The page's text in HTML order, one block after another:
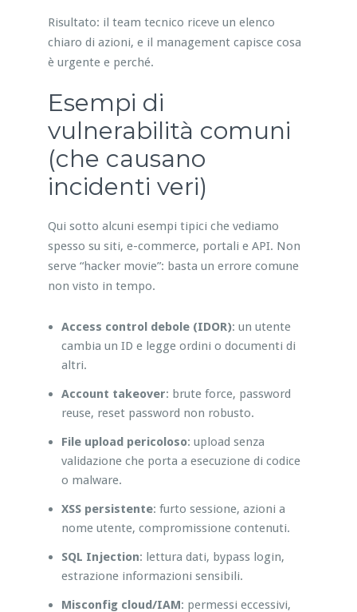
Risultato: il team tecnico riceve un elenco
chiaro di azioni, e il management capisce cosa
è urgente e perché.
Esempi di
vulnerabilità comuni
(che causano
incidenti veri)
Qui sotto alcuni esempi tipici che vediamo
spesso su siti, e-commerce, portali e API. Non
serve “hacker movie”: basta un errore comune
non visto in tempo.
Access control debole (IDOR): un utente
cambia un ID e legge ordini o documenti di
altri.
Account takeover: brute force, password
reuse, reset password non robusto.
File upload pericoloso: upload senza
validazione che porta a esecuzione di codice
o malware.
XSS persistente: furto sessione, azioni a
nome utente, compromissione contenuti.
SQL Injection: lettura dati, bypass login,
estrazione informazioni sensibili.
Misconfig cloud/IAM: permessi eccessivi,